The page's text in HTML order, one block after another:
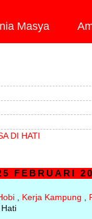
Masya
DI HATI
FEBRUARI
, Kerja Kampung ,